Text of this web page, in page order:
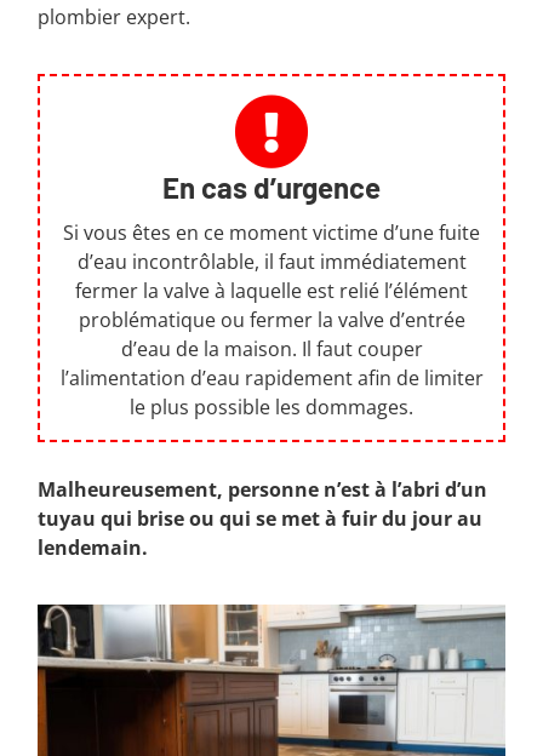
plombier expert.
En cas d’urgence
Si vous êtes en ce moment victime d’une fuite
d’eau incontrôlable, il faut immédiatement
fermer la valve à laquelle est relié l’élément
problématique ou fermer la valve d’entrée
d’eau de la maison. Il faut couper
l’alimentation d’eau rapidement afin de limiter
le plus possible les dommages.
Malheureusement, personne n’est à l’abri d’un
tuyau qui brise ou qui se met à fuir du jour au
lendemain.